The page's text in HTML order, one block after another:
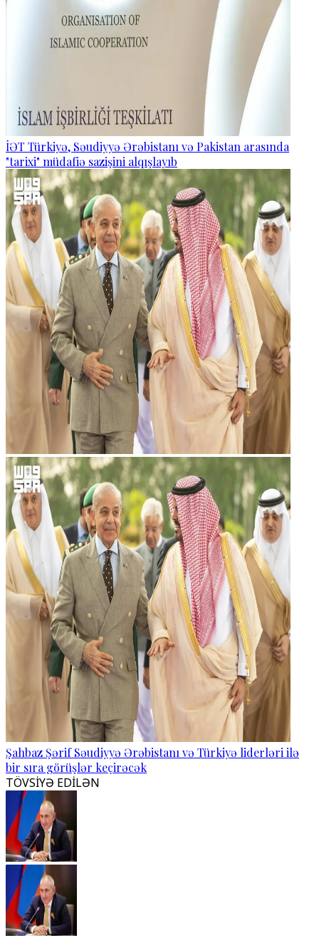
İƏT Türkiyə, Səudiyyə Ərəbistanı və Pakistan arasında
"tarixi" müdafiə sazişini alqışlayıb
Şahbaz Şərif Səudiyyə Ərəbistanı və Türkiyə liderləri ilə
bir sıra görüşlər keçirəcək
TÖVSİYƏ EDİLƏN